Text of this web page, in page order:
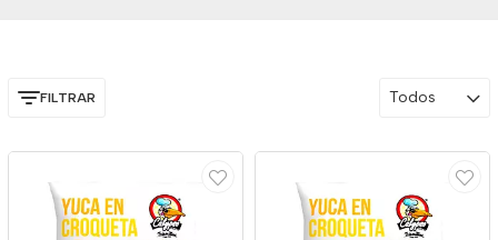
FILTRAR Todos